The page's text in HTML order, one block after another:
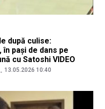
după culise:
în pași de dans pe
cu Satoshi VIDEO
13.05.2026 10:40